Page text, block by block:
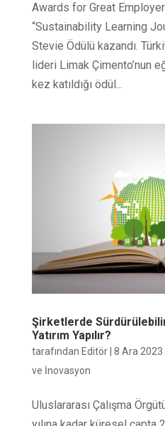
Awards for Great
“Sustainability Learning
Stevie Ödülü kazandı.
lideri Limak Çimento’nun
kez katıldığı ödül...
Şirketlerde
Yatırım Yapılır?
tarafından Editör| 8 Ara 2023
ve İnovasyon
Uluslararası Çalışma